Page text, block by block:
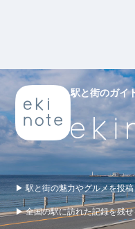
駅と街のガイ
▶ 駅と街の魅力やグルメを投稿
▶ 全国の駅に訪れた記録を残せ